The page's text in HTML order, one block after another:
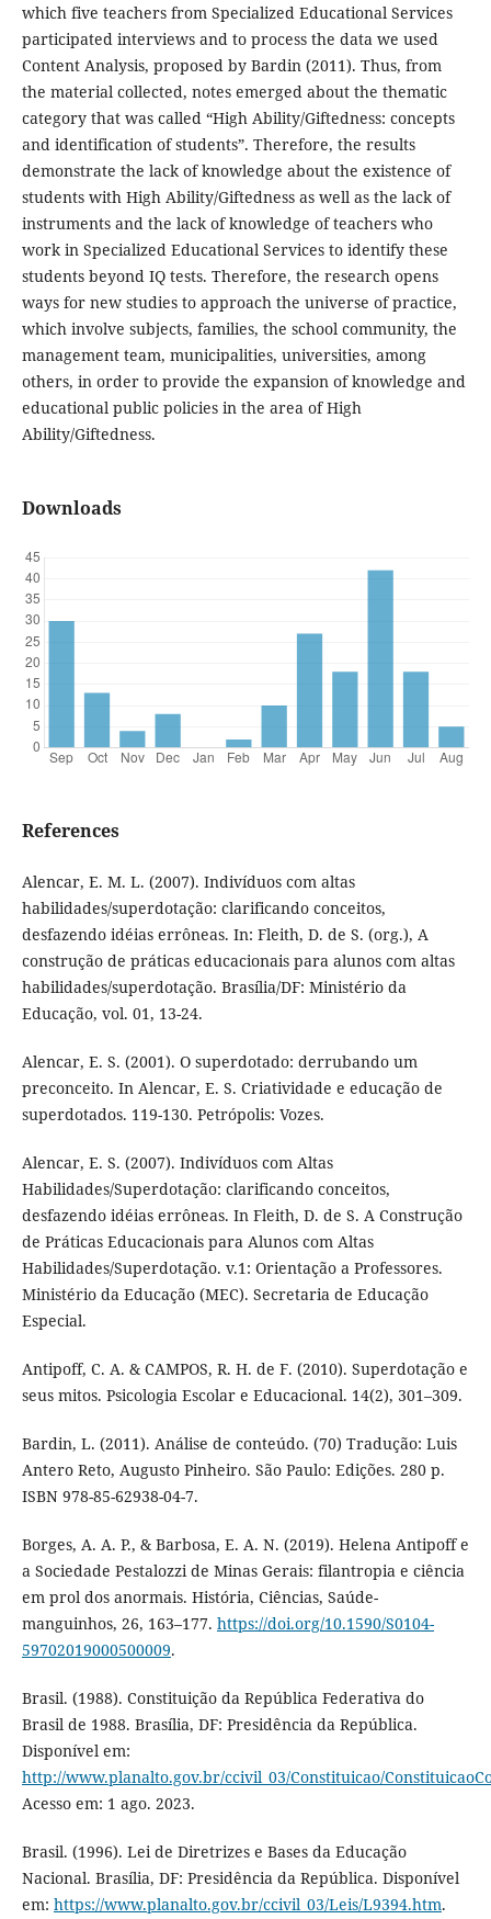
which five teachers from Specialized Educational Services
participated interviews and to process the data we used
Content Analysis, proposed by Bardin (2011). Thus, from
the material collected, notes emerged about the thematic
category that was called “High Ability/Giftedness: concepts
and identification of students”. Therefore, the results
demonstrate the lack of knowledge about the existence of
students with High Ability/Giftedness as well as the lack of
instruments and the lack of knowledge of teachers who
work in Specialized Educational Services to identify these
students beyond IQ tests. Therefore, the research opens
ways for new studies to approach the universe of practice,
which involve subjects, families, the school community, the
management team, municipalities, universities, among
others, in order to provide the expansion of knowledge and
educational public policies in the area of High
Ability/Giftedness.
Downloads
References
Alencar, E. M. L. (2007). Indivíduos com altas
habilidades/superdotação: clarificando conceitos,
desfazendo idéias errôneas. In: Fleith, D. de S. (org.), A
construção de práticas educacionais para alunos com altas
habilidades/superdotação. Brasília/DF: Ministério da
Educação, vol. 01, 13-24.
Alencar, E. S. (2001). O superdotado: derrubando um
preconceito. In Alencar, E. S. Criatividade e educação de
superdotados. 119-130. Petrópolis: Vozes.
Alencar, E. S. (2007). Indivíduos com Altas
Habilidades/Superdotação: clarificando conceitos,
desfazendo idéias errôneas. In Fleith, D. de S. A Construção
de Práticas Educacionais para Alunos com Altas
Habilidades/Superdotação. v.1: Orientação a Professores.
Ministério da Educação (MEC). Secretaria de Educação
Especial.
Antipoff, C. A. & CAMPOS, R. H. de F. (2010). Superdotação e
seus mitos. Psicologia Escolar e Educacional. 14(2), 301–309.
Bardin, L. (2011). Análise de conteúdo. (70) Tradução: Luis
Antero Reto, Augusto Pinheiro. São Paulo: Edições. 280 p.
ISBN 978-85-62938-04-7.
Borges, A. A. P., & Barbosa, E. A. N. (2019). Helena Antipoff e
a Sociedade Pestalozzi de Minas Gerais: filantropia e ciência
em prol dos anormais. História, Ciências, Saúde-
manguinhos, 26, 163–177. https://doi.org/10.1590/S0104-
59702019000500009.
Brasil. (1988). Constituição da República Federativa do
Brasil de 1988. Brasília, DF: Presidência da República.
Disponível em:
http://www.planalto.gov.br/ccivil_03/Constituicao/
Acesso em: 1 ago. 2023.
Brasil. (1996). Lei de Diretrizes e Bases da Educação
Nacional. Brasília, DF: Presidência da República. Disponível
em: https://www.planalto.gov.br/ccivil_03/Leis/L9394.htm.